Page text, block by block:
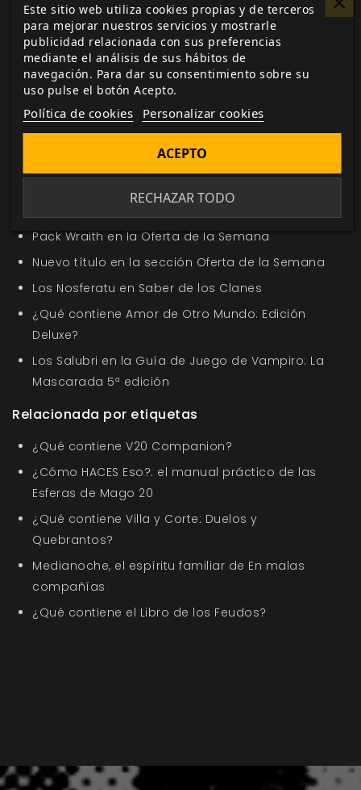
Me gusta esto
Pantalla
En la misma categoría
Pack Wraith en la Oferta de la Semana
Nuevo título en la sección Oferta de la Semana
Los Nosferatu en Saber de los Clanes
¿Qué contiene Amor de Otro Mundo: Edición
Deluxe?
Los Salubri en la Guía de Juego de Vampiro: La
Mascarada 5ª edición
Relacionada por etiquetas
¿Qué contiene V20 Companion?
¿Cómo HACES Eso?: el manual práctico de las
Esferas de Mago 20
¿Qué contiene Villa y Corte: Duelos y
Quebrantos?
Medianoche, el espíritu familiar de En malas
compañías
¿Qué contiene el Libro de los Feudos?
Este sitio web utiliza cookies propias y de terceros
para mejorar nuestros servicios y mostrarle
publicidad relacionada con sus preferencias
mediante el análisis de sus hábitos de
navegación. Para dar su consentimiento sobre su
uso pulse el botón Acepto.
Política de cookies Personalizar cookies
RECHAZAR TODO
ACEPTO